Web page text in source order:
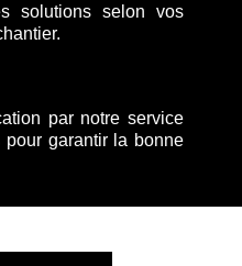
solutions selon vos
par notre service
garantir la bonne